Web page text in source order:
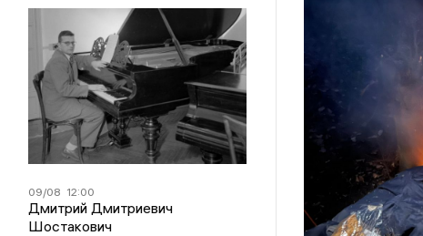
09/08 12:00
Дмитрий Дмитриевич
Шостакович